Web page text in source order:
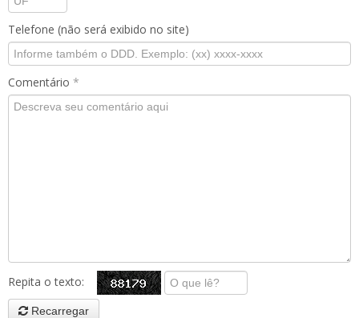
Telefone (não será exibido no site)
Comentário *
Repita o texto:
Recarregar